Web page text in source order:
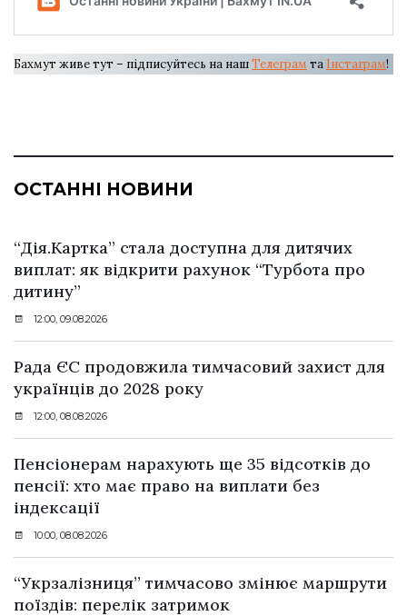
Бахмут живе тут – підписуйтесь на нашТелеграм та Інстаграм!
ОСТАННІ НОВИНИ
“Дія.Картка” стала доступна для дитячих
виплат: як відкрити рахунок “Турбота про
дитину”
12:00, 09.08.2026
Рада ЄС продовжила тимчасовий захист для
українців до 2028 року
12:00, 08.08.2026
Пенсіонерам нарахують ще 35 відсотків до
пенсії: хто має право на виплати без
індексації
10:00, 08.08.2026
“Укрзалізниця” тимчасово змінює маршрути
поїздів: перелік затримок